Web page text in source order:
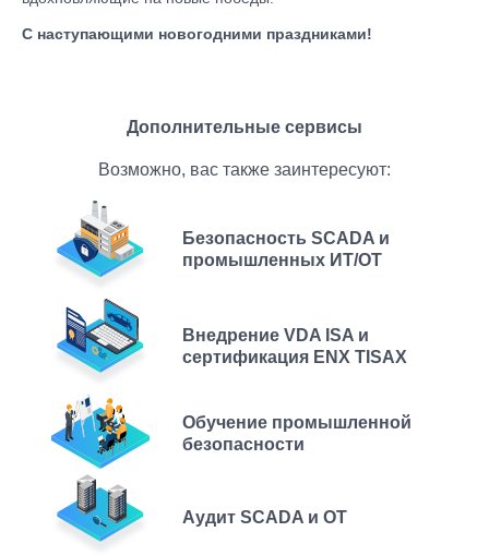
С наступающими новогодними праздниками!
Дополнительные сервисы
Возможно, вас также заинтересуют:
Безопасность SCADA и
промышленных ИТ/ОТ
Внедрение VDA ISA и
сертификация ENX TISAX
Обучение промышленной
безопасности
Аудит SCADA и ОТ